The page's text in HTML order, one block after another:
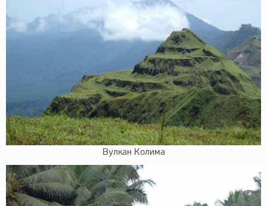
Вулкан Колима